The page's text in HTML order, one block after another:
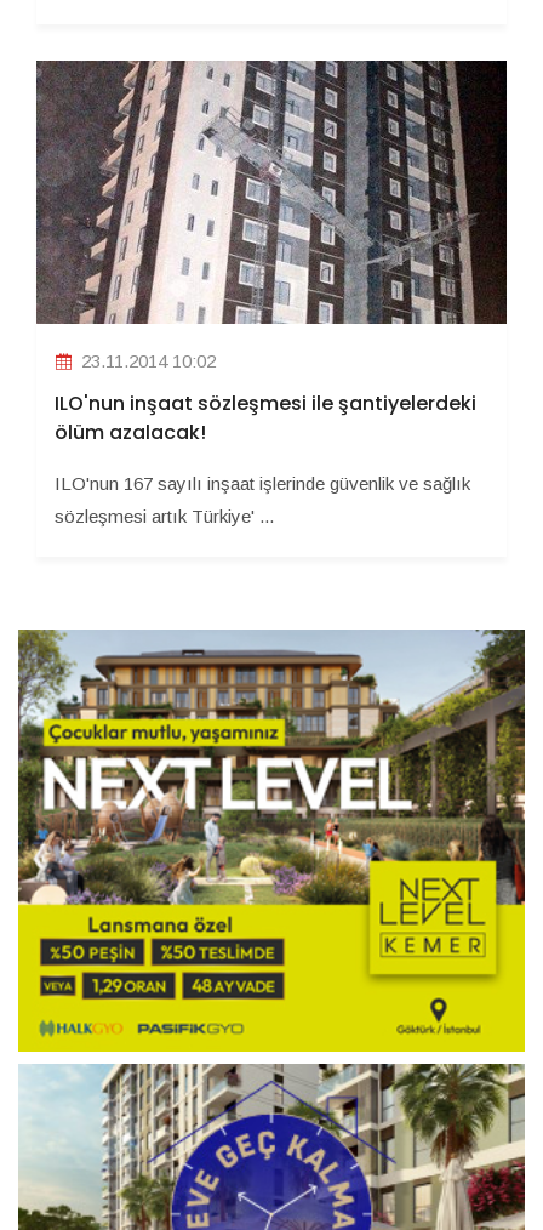
23.11.2014 10:02
ILO'nun inşaat sözleşmesi ile şantiyelerdeki
ölüm azalacak!
ILO'nun 167 sayılı inşaat işlerinde güvenlik ve sağlık
sözleşmesi artık Türkiye' ...